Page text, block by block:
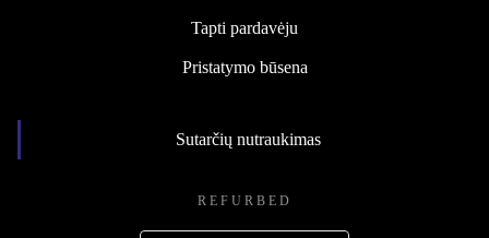
Tapti pardavėju
Pristatymo būsena
Sutarčių nutraukimas
REFURBED